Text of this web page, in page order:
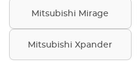
Mitsubishi Mirage
Mitsubishi Xpander